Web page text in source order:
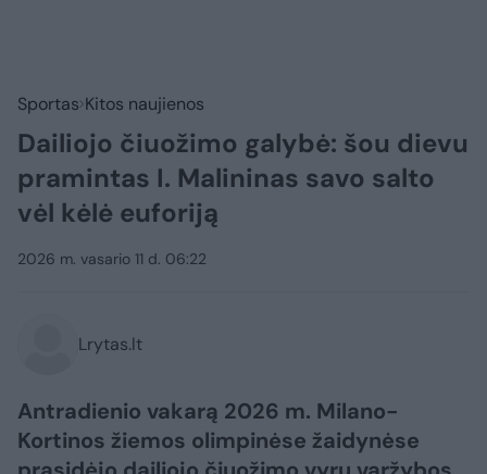
Sportas Kitos naujienos
Dailiojo čiuožimo galybė: šou dievu
pramintas I. Malininas savo salto
vėl kėlė euforiją
2026 m. vasario 11 d. 06:22
Lrytas.lt
Antradienio vakarą 2026 m. Milano-
Kortinos žiemos olimpinėse žaidynėse